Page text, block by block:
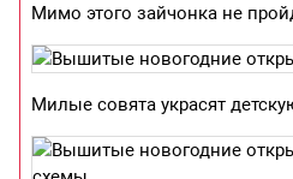
Мимо этого зайчонка не
Милые совята украсят